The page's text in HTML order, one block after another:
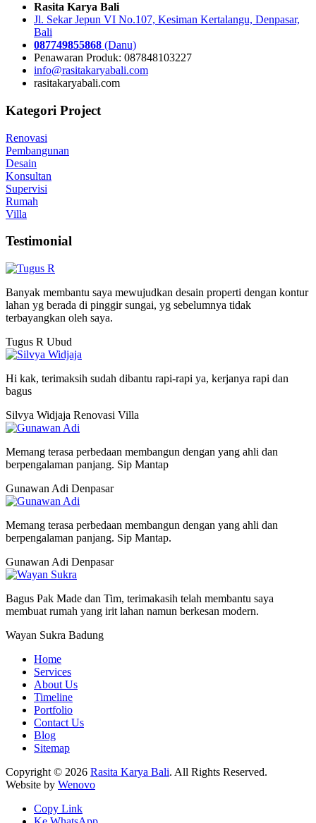
Rasita Karya Bali
Jl. Sekar Jepun VI No.107, Kesiman Kertalangu, Denpasar,
Bali
087749855868 (Danu)
Penawaran Produk: 087848103227
info@rasitakaryabali.com
rasitakaryabali.com
Kategori Project
Renovasi
Pembangunan
Desain
Konsultan
Supervisi
Rumah
Villa
Testimonial
Banyak membantu saya mewujudkan desain properti dengan kontur
lahan yg berada di pinggir sungai, yg sebelumnya tidak
terbayangkan oleh saya.
Tugus R Ubud
Hi kak, terimaksih sudah dibantu rapi-rapi ya, kerjanya rapi dan
bagus
Silvya Widjaja Renovasi Villa
Memang terasa perbedaan membangun dengan yang ahli dan
berpengalaman panjang. Sip Mantap
Gunawan Adi Denpasar
Memang terasa perbedaan membangun dengan yang ahli dan
berpengalaman panjang. Sip Mantap.
Gunawan Adi Denpasar
Bagus Pak Made dan Tim, terimakasih telah membantu saya
membuat rumah yang irit lahan namun berkesan modern.
Wayan Sukra Badung
Home
Services
About Us
Timeline
Portfolio
Contact Us
Blog
Sitemap
Copyright © 2026 Rasita Karya Bali. All Rights Reserved.
Website by Wenovo
Copy Link